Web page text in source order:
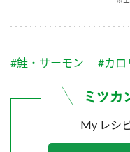
ふりかけ
炊き込みご飯の素
かおりの蔵
つゆ
納豆のサイト
水の文化
ZENB
お客様相談センタ
お客様の声をいかしまし
#鮭・サーモン #カロ
My レシ